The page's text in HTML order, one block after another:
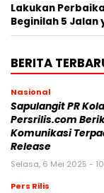
Lakukan
Beginilah 5 Jalan
BERITA
Nasional
Sapulangit PR
Persrilis.com
Komunikasi
Release
Selasa, 6 Mei 2025 -
Pers Rilis